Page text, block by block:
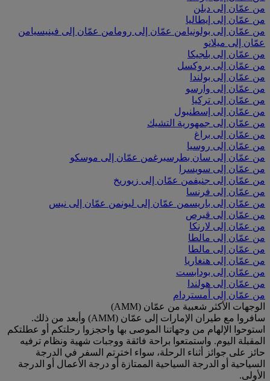
من عمّان إلى دبلن
من عمّان إلى إيطاليا
من عمّان إلى بولونيامن عمّان إلى رومامن عمّان إلى فينيسيامن
عمّان إلى ميلانو
من عمّان إلى بلجيكا
من عمّان إلى بروكسل
من عمّان إلى بولندا
من عمّان إلى وارسو
من عمّان إلى تركيا
من عمّان إلى إسطنبول
من عمّان إلى جمهورية التشيك
من عمّان إلى براغ
من عمّان إلى روسيا
من عمّان إلى سان بطرسبرغمن عمّان إلى موسكو
من عمّان إلى سويسرا
من عمّان إلى جنيفمن عمّان إلى زيوريخ
من عمّان إلى فرنسا
من عمّان إلى باريسمن عمّان إلى ليونمن عمّان إلى نيس
من عمّان إلى قبرص
من عمّان إلى لارنكا
من عمّان إلى مالطا
من عمّان إلى مالطا
من عمّان إلى هنغاريا
من عمّان إلى بودابست
من عمّان إلى هولندا
من عمّان إلى أمستردام
الوجهات الأكثر شعبية من عمّان (AMM)
سافروا مع طيران الإمارات إلى عمّان (AMM) وأبعد من ذلك.
استوحوا الإلهام من وجهاتنا الموصى بها واحجزوا رحلتكم أو عطلتكم
المقبلة اليوم. واستمتعوا براحة فائقة ووجبات شهية ونظام ترفيه
حائز على جوائز أثناء الرحلة، سواء اخترتم السفر في الدرجة
السياحية أو الدرجة السياحية الممتازة أو درجة الأعمال أو الدرجة
الأولى.